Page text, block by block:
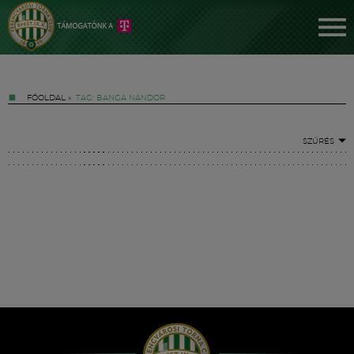
FŐOLDAL » TAG: BANGA NÁNDOR
SZŰRÉS
Hírek